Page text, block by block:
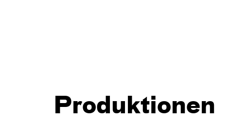
Produktionen